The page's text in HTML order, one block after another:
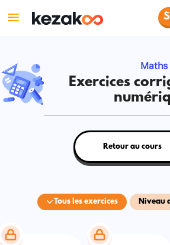
Maths
Exercices
Tous les exercices Niveau
Retour au cours